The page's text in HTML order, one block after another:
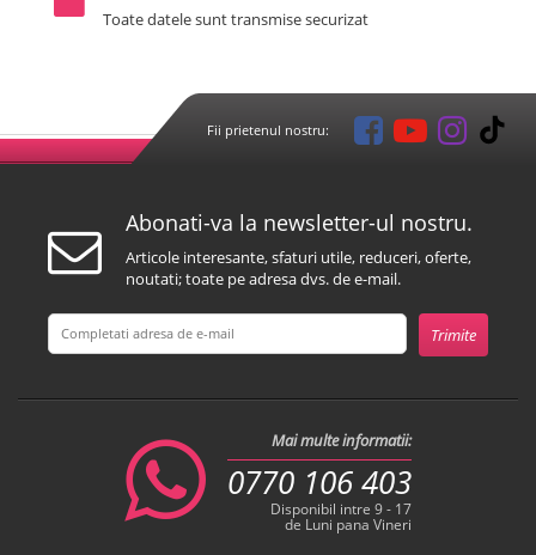
Toate datele sunt transmise securizat
Fii prietenul nostru:
Abonati-va la newsletter-ul nostru.
Articole interesante, sfaturi utile, reduceri, oferte,
noutati; toate pe adresa dvs. de e-mail.
Mai multe informatii:
0770 106 403
Disponibil intre 9 - 17
de Luni pana Vineri